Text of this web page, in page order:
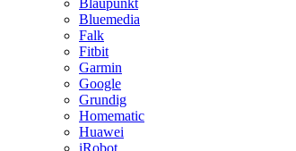
Blaupunkt
Bluemedia
Falk
Fitbit
Garmin
Google
Grundig
Homematic
Huawei
iRobot